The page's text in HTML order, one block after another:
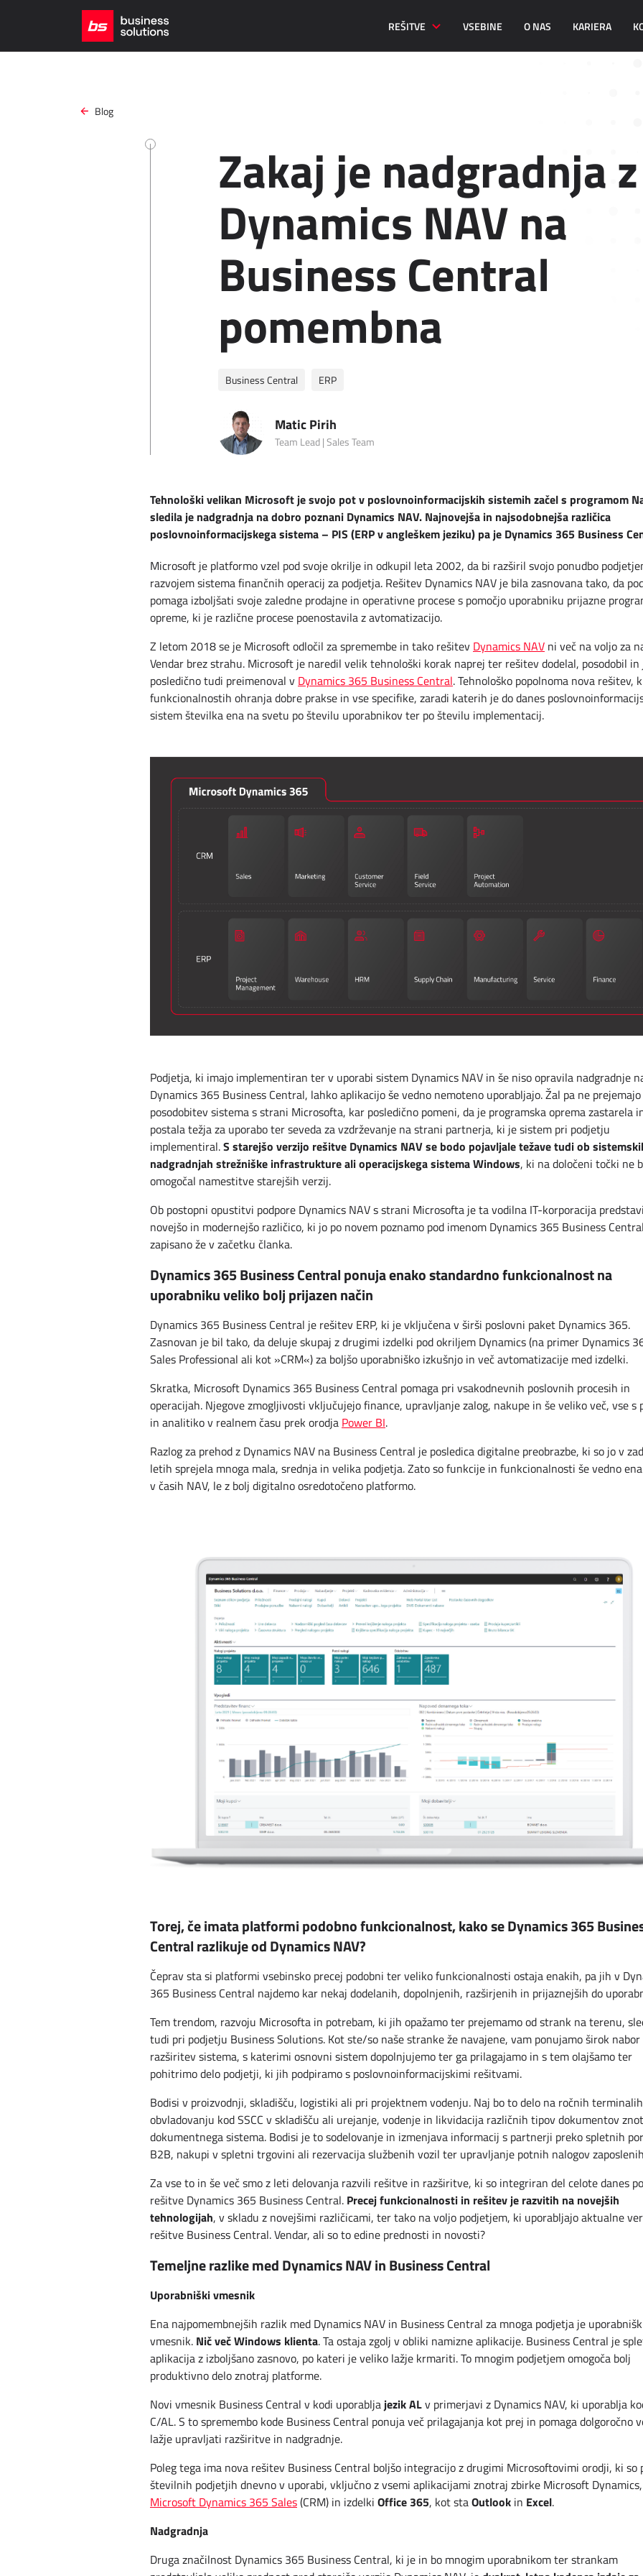
REŠITVE VSEBINE O NAS KARIERA
Blog
Zakaj je nadgradnja z
Dynamics NAV na
Business Central
pomembna
Business Central ERP
Matic Pirih
Team Lead | Sales Team
Tehnološki velikan Microsoft je svojo pot v poslovnoinformacijskih sistemih začel s programom
sledila je nadgradnja na dobro poznani Dynamics NAV. Najnovejša in najsodobnejša različica
poslovnoinformacijskega sistema – PIS (ERP v angleškem jeziku) pa je Dynamics 365 Business
Microsoft je platformo vzel pod svoje okrilje in odkupil leta 2002, da bi razširil svojo ponudbo
razvojem sistema finančnih operacij za podjetja. Rešitev Dynamics NAV je bila zasnovana tako, da
pomaga izboljšati svoje zaledne prodajne in operativne procese s pomočjo uporabniku prijazne
opreme, ki je različne procese poenostavila z avtomatizacijo.
Z letom 2018 se je Microsoft odločil za spremembe in tako rešitev Dynamics NAV ni več na voljo za
Vendar brez strahu. Microsoft je naredil velik tehnološki korak naprej ter rešitev dodelal, posodobil in
posledično tudi preimenoval v Dynamics 365 Business Central. Tehnološko popolnoma nova rešitev,
funkcionalnostih ohranja dobre prakse in vse specifike, zaradi katerih je do danes
sistem številka ena na svetu po številu uporabnikov ter po številu implementacij.
Podjetja, ki imajo implementiran ter v uporabi sistem Dynamics NAV in še niso opravila nadgradnje
Dynamics 365 Business Central, lahko aplikacijo še vedno nemoteno uporabljajo. Žal pa ne
posodobitev sistema s strani Microsofta, kar posledično pomeni, da je programska oprema zastarela
postala težja za uporabo ter seveda za vzdrževanje na strani partnerja, ki je sistem pri podjetju
implementiral.S starejšo verzijo rešitve Dynamics NAV se bodo pojavljale težave tudi ob
nadgradnjah strežniške infrastrukture ali operacijskega sistema Windows, ki na določeni točki ne
omogočal namestitve starejših verzij.
Ob postopni opustitvi podpore Dynamics NAV s strani Microsofta je ta vodilna IT-korporacija
novejšo in modernejšo različico, ki jo po novem poznamo pod imenom Dynamics 365 Business
zapisano že v začetku članka.
Dynamics 365 Business Central ponuja enako standardno funkcionalnost na
uporabniku veliko bolj prijazen način
Dynamics 365 Business Central je rešitev ERP, ki je vključena v širši poslovni paket Dynamics 365.
Zasnovan je bil tako, da deluje skupaj z drugimi izdelki pod okriljem Dynamics (na primer Dynamics
Sales Professional ali kot »CRM«) za boljšo uporabniško izkušnjo in več avtomatizacije med izdelki.
Skratka, Microsoft Dynamics 365 Business Central pomaga pri vsakodnevnih poslovnih procesih in
operacijah. Njegove zmogljivosti vključujejo finance, upravljanje zalog, nakupe in še veliko več, vse s
in analitiko v realnem času prek orodja Power BI.
Razlog za prehod z Dynamics NAV na Business Central je posledica digitalne preobrazbe, ki so jo v
letih sprejela mnoga mala, srednja in velika podjetja. Zato so funkcije in funkcionalnosti še vedno
v časih NAV, le z bolj digitalno osredotočeno platformo.
Torej, če imata platformi podobno funkcionalnost, kako se Dynamics 365
Central razlikuje od Dynamics NAV?
Čeprav sta si platformi vsebinsko precej podobni ter veliko funkcionalnosti ostaja enakih, pa jih v
365 Business Central najdemo kar nekaj dodelanih, dopolnjenih, razširjenih in prijaznejših do
Tem trendom, razvoju Microsofta in potrebam, ki jih opažamo ter prejemamo od strank na terenu,
tudi pri podjetju Business Solutions. Kot ste/so naše stranke že navajene, vam ponujamo širok nabor
razširitev sistema, s katerimi osnovni sistem dopolnjujemo ter ga prilagajamo in s tem olajšamo ter
pohitrimo delo podjetji, ki jih podpiramo s poslovnoinformacijskimi rešitvami.
Bodisi v proizvodnji, skladišču, logistiki ali pri projektnem vodenju. Naj bo to delo na ročnih
obvladovanju kod SSCC v skladišču ali urejanje, vodenje in likvidacija različnih tipov dokumentov
dokumentnega sistema. Bodisi je to sodelovanje in izmenjava informacij s partnerji preko spletnih
B2B, nakupi v spletni trgovini ali rezervacija službenih vozil ter upravljanje potnih nalogov
Za vse to in še več smo z leti delovanja razvili rešitve in razširitve, ki so integriran del celote danes
rešitve Dynamics 365 Business Central. Precej funkcionalnosti in rešitev je razvitih na novejših
tehnologijah, v skladu z novejšimi različicami, ter tako na voljo podjetjem, ki uporabljajo aktualne
rešitve Business Central. Vendar, ali so to edine prednosti in novosti?
Temeljne razlike med Dynamics NAV in Business Central
Uporabniški vmesnik
Ena najpomembnejših razlik med Dynamics NAV in Business Central za mnoga podjetja je
vmesnik. Nič več Windows klienta. Ta ostaja zgolj v obliki namizne aplikacije. Business Central je
aplikacija z izboljšano zasnovo, po kateri je veliko lažje krmariti. To mnogim podjetjem omogoča bolj
produktivno delo znotraj platforme.
Novi vmesnik Business Central v kodi uporablja jezik ALv primerjavi z Dynamics NAV, ki uporablja
C/AL. S to spremembo kode Business Central ponuja več prilagajanja kot prej in pomaga dolgoročno
lažje upravljati razširitve in nadgradnje.
Poleg tega ima nova rešitev Business Central boljšo integracijo z drugimi Microsoftovimi orodji, ki so
številnih podjetjih dnevno v uporabi, vključno z vsemi aplikacijami znotraj zbirke Microsoft
Microsoft Dynamics 365 Sales(CRM) in izdelki Office 365, kot staOutlook in Excel.
Nadgradnja
Druga značilnost Dynamics 365 Business Central, ki je in bo mnogim uporabnikom ter strankam